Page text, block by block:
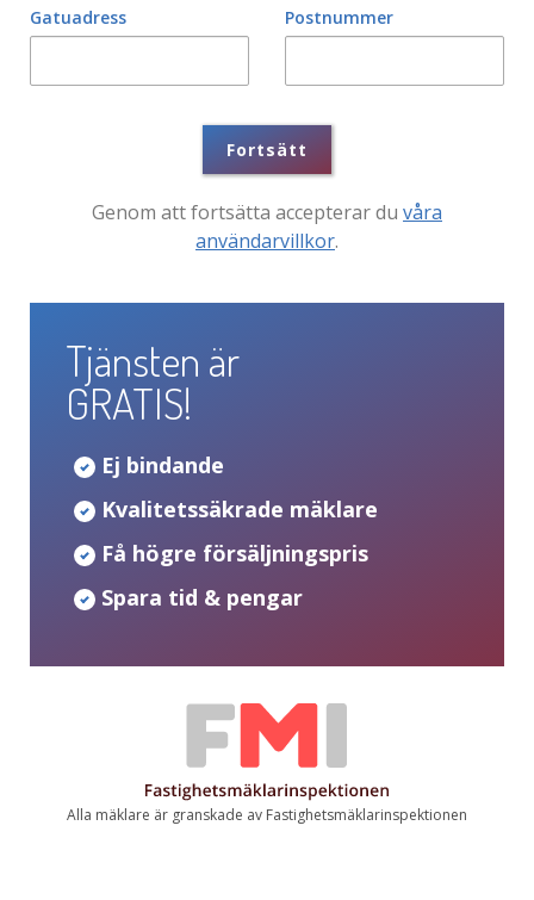
Gatuadress Postnummer
Fortsätt
Genom att fortsätta accepterar du våra
användarvillkor.
Tjänsten är
GRATIS!
Ej bindande
Kvalitetssäkrade mäklare
Få högre försäljningspris
Spara tid & pengar
Alla mäklare är granskade av Fastighetsmäklarinspektionen